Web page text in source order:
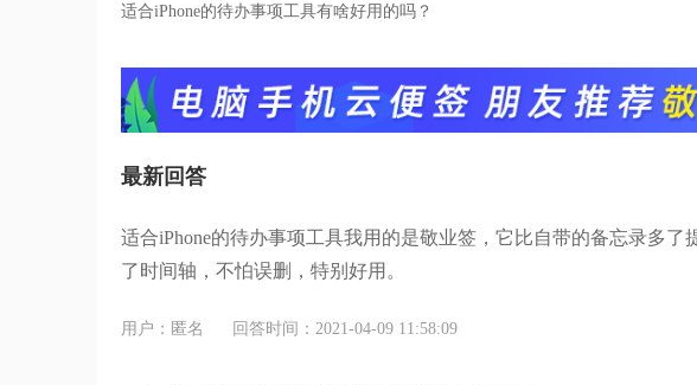
适合iPhone的待办事项工具有啥好用的吗？
最新回答
适合iPhone的待办事项工具我用的是敬业签，它比自带的备忘录多了
了时间轴，不怕误删，特别好用。
用户：匿名 回答时间：2021-04-09 11:58:09